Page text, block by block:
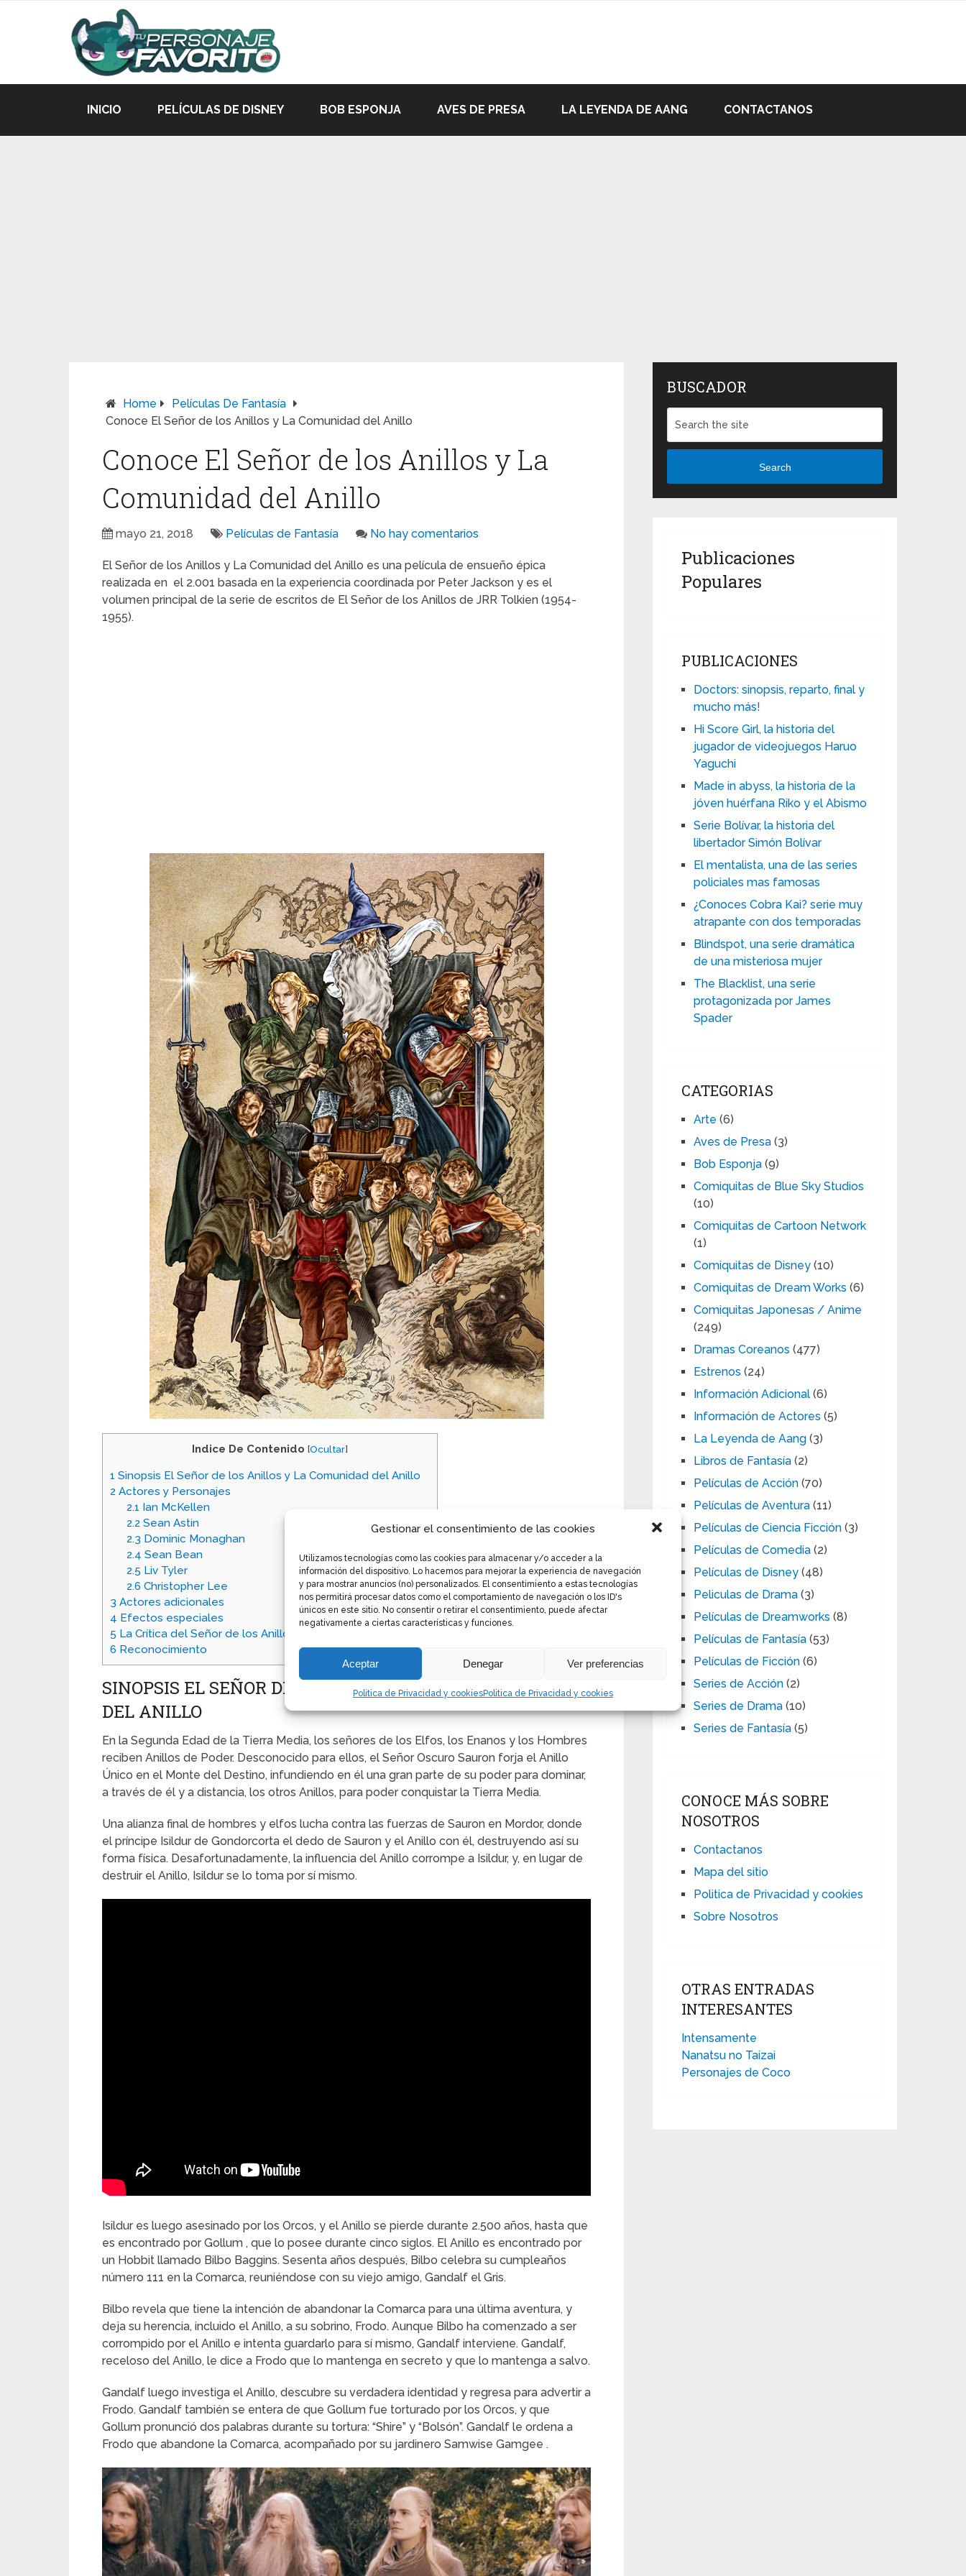
Gestionar el consentimiento de las cookies
Utilizamos tecnologías como las cookies para almacenar y/o acceder a la
información del dispositivo. Lo hacemos para mejorar la experiencia de navegación
y para mostrar anuncios (no) personalizados. El consentimiento a estas tecnologías
nos permitirá procesar datos como el comportamiento de navegación o los ID's
únicos en este sitio. No consentir o retirar el consentimiento, puede afectar
negativamente a ciertas características y funciones.
Aceptar Denegar Ver preferencias
Politica de Privacidad y cookiesPolitica de Privacidad y cookies
INICIO PELÍCULAS DE DISNEY BOB ESPONJA AVES DE PRESA LA LEYENDA DE AANG CONTACTANOS
Home
Películas De Fantasía
Conoce El Señor de los Anillos y La Comunidad del Anillo
Conoce El Señor de los Anillos y La
Comunidad del Anillo
mayo 21, 2018 Películas de Fantasía No hay comentarios
El Señor de los Anillos y La Comunidad del Anillo es una película de ensueño épica
realizada en el 2.001 basada en la experiencia coordinada por Peter Jackson y es el
volumen principal de la serie de escritos de El Señor de los Anillos de JRR Tolkien (1954-
1955).
Indice De Contenido [Ocultar]
1 Sinopsis El Señor de los Anillos y La Comunidad del Anillo
2 Actores y Personajes
2.1 Ian McKellen
2.2 Sean Astin
2.3 Dominic Monaghan
2.4 Sean Bean
2.5 Liv Tyler
2.6 Christopher Lee
3 Actores adicionales
4 Efectos especiales
5 La Crítica del Señor de los Anillos y la comunidad del Anillo
6 Reconocimiento
SINOPSIS EL SEÑOR DE LOS ANILLOS Y LA COMUNIDAD
DEL ANILLO
En la Segunda Edad de la Tierra Media, los señores de los Elfos, los Enanos y los Hombres
reciben Anillos de Poder. Desconocido para ellos, el Señor Oscuro Sauron forja el Anillo
Único en el Monte del Destino, infundiendo en él una gran parte de su poder para dominar,
a través de él y a distancia, los otros Anillos, para poder conquistar la Tierra Media.
Una alianza final de hombres y elfos lucha contra las fuerzas de Sauron en Mordor, donde
el príncipe Isildur de Gondorcorta el dedo de Sauron y el Anillo con él, destruyendo así su
forma física. Desafortunadamente, la influencia del Anillo corrompe a Isildur, y, en lugar de
destruir el Anillo, Isildur se lo toma por sí mismo.
Isildur es luego asesinado por los Orcos, y el Anillo se pierde durante 2.500 años, hasta que
es encontrado por Gollum , que lo posee durante cinco siglos. El Anillo es encontrado por
un Hobbit llamado Bilbo Baggins. Sesenta años después, Bilbo celebra su cumpleaños
número 111 en la Comarca, reuniéndose con su viejo amigo, Gandalf el Gris.
Bilbo revela que tiene la intención de abandonar la Comarca para una última aventura, y
deja su herencia, incluido el Anillo, a su sobrino, Frodo. Aunque Bilbo ha comenzado a ser
corrompido por el Anillo e intenta guardarlo para sí mismo, Gandalf interviene. Gandalf,
receloso del Anillo, le dice a Frodo que lo mantenga en secreto y que lo mantenga a salvo.
Gandalf luego investiga el Anillo, descubre su verdadera identidad y regresa para advertir a
Frodo. Gandalf también se entera de que Gollum fue torturado por los Orcos, y que
Gollum pronunció dos palabras durante su tortura: “Shire” y “Bolsón”. Gandalf le ordena a
Frodo que abandone la Comarca, acompañado por su jardinero Samwise Gamgee .
BUSCADOR
Search
Publicaciones
Populares
PUBLICACIONES
Doctors: sinopsis, reparto, final y
mucho más!
Hi Score Girl, la historia del
jugador de videojuegos Haruo
Yaguchi
Made in abyss, la historia de la
jóven huérfana Riko y el Abismo
Serie Bolívar, la historia del
libertador Simón Bolívar
El mentalista, una de las series
policiales mas famosas
¿Conoces Cobra Kai? serie muy
atrapante con dos temporadas
Blindspot, una serie dramática
de una misteriosa mujer
The Blacklist, una serie
protagonizada por James
Spader
CATEGORIAS
Arte (6)
Aves de Presa (3)
Bob Esponja (9)
Comiquitas de Blue Sky Studios
(10)
Comiquitas de Cartoon Network
(1)
Comiquitas de Disney (10)
Comiquitas de Dream Works (6)
Comiquitas Japonesas / Anime
(249)
Dramas Coreanos (477)
Estrenos (24)
Información Adicional (6)
Información de Actores (5)
La Leyenda de Aang (3)
Libros de Fantasía (2)
Películas de Acción (70)
Películas de Aventura (11)
Películas de Ciencia Ficción (3)
Películas de Comedia (2)
Películas de Disney (48)
Peliculas de Drama (3)
Películas de Dreamworks (8)
Películas de Fantasía (53)
Películas de Ficción (6)
Series de Acción (2)
Series de Drama (10)
Series de Fantasía (5)
CONOCE MÁS SOBRE
NOSOTROS
Contactanos
Mapa del sitio
Politica de Privacidad y cookies
Sobre Nosotros
OTRAS ENTRADAS
INTERESANTES
Intensamente
Nanatsu no Taizai
Personajes de Coco